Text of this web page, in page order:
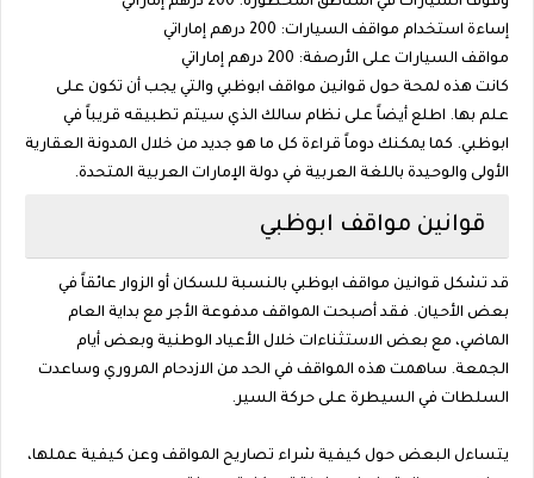
إساءة استخدام مواقف السيارات: 200 درهم إماراتي
مواقف السيارات على الأرصفة: 200 درهم إماراتي
كانت هذه لمحة حول قوانين مواقف ابوظبي والتي يجب أن تكون على
علم بها. اطلع أيضاً على نظام سالك الذي سيتم تطبيقه قريباً في
ابوظبي. كما يمكنك دوماً قراءة كل ما هو جديد من خلال المدونة العقارية
الأولى والوحيدة باللغة العربية في دولة الإمارات العربية المتحدة.
قوانين مواقف ابوظبي
قد تشكل قوانين مواقف ابوظبي بالنسبة للسكان أو الزوار عائقاً في
بعض الأحيان. فقد أصبحت المواقف مدفوعة الأجر مع بداية العام
الماضي، مع بعض الاستثناءات خلال الأعياد الوطنية وبعض أيام
الجمعة. ساهمت هذه المواقف في الحد من الازدحام المروري وساعدت
السلطات في السيطرة على حركة السير.
يتساءل البعض حول كيفية شراء تصاريح المواقف وعن كيفية عملها،